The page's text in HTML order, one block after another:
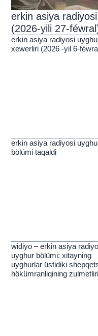
erkin asiya
(2026-yili 27-
erkin asiya radiyosi
xewerliri (2026 -yil 6-
erkin asiya radiyosi
bölümi taqaldi
widiyo – erkin asiya
uyghur bölümi: xitayning
uyghurlar üstidiki
hökümranliqining